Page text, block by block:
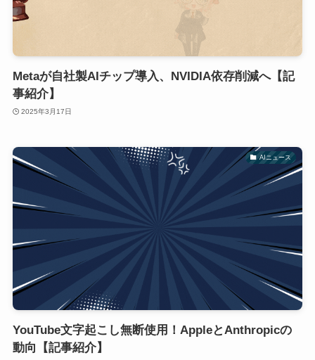
Metaが自社製AIチップ導入、NVIDIA依存削減へ【記
事紹介】
2025年3月17日
AIニュース
YouTube文字起こし無断使用！AppleとAnthropicの
動向【記事紹介】